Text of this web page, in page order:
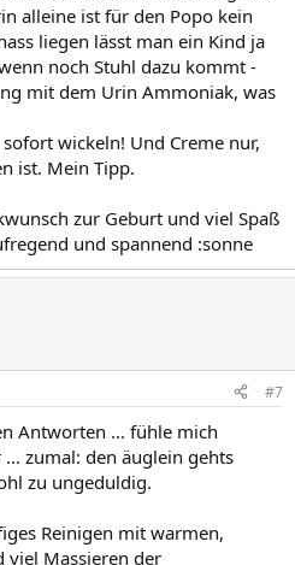
alleine ist für den Popo kein
liegen lässt man ein Kind ja
noch Stuhl dazu kommt -
mit dem Urin Ammoniak, was
wickeln! Und Creme nur,
ist. Mein Tipp.
zur Geburt und viel Spaß
und spannend :sonne
#7
Antworten ... fühle mich
zumal: den äuglein gehts
zu ungeduldig.
Reinigen mit warmen,
viel Massieren der